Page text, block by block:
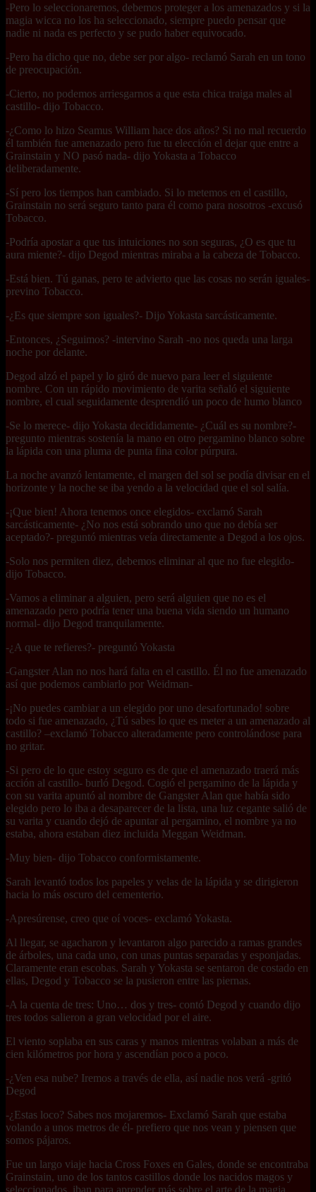
-Pero lo seleccionaremos, debemos proteger a los amenazados y si la
magia wicca no los ha seleccionado, siempre puedo pensar que
nadie ni nada es perfecto y se pudo haber equivocado.
-Pero ha dicho que no, debe ser por algo- reclamó Sarah en un tono
de preocupación.
-Cierto, no podemos arriesgarnos a que esta chica traiga males al
castillo- dijo Tobacco.
-¿Como lo hizo Seamus William hace dos años? Si no mal recuerdo
él también fue amenazado pero fue tu elección el dejar que entre a
Grainstain y NO pasó nada- dijo Yokasta a Tobacco
deliberadamente.
-Sí pero los tiempos han cambiado. Si lo metemos en el castillo,
Grainstain no será seguro tanto para él como para nosotros -excusó
Tobacco.
-Podría apostar a que tus intuiciones no son seguras, ¿O es que tu
aura miente?- dijo Degod mientras miraba a la cabeza de Tobacco.
-Está bien. Tú ganas, pero te advierto que las cosas no serán iguales-
previno Tobacco.
-¿Es que siempre son iguales?- Dijo Yokasta sarcásticamente.
-Entonces, ¿Seguimos? -intervino Sarah -no nos queda una larga
noche por delante.
Degod alzó el papel y lo giró de nuevo para leer el siguiente
nombre. Con un rápido movimiento de varita señaló el siguiente
nombre, el cual seguidamente desprendió un poco de humo blanco
-Se lo merece- dijo Yokasta decididamente- ¿Cuál es su nombre?-
pregunto mientras sostenía la mano en otro pergamino blanco sobre
la lápida con una pluma de punta fina color púrpura.
La noche avanzó lentamente, el margen del sol se podía divisar en el
horizonte y la noche se iba yendo a la velocidad que el sol salía.
-¡Que bien! Ahora tenemos once elegidos- exclamó Sarah
sarcásticamente- ¿No nos está sobrando uno que no debía ser
aceptado?- preguntó mientras veía directamente a Degod a los ojos.
-Solo nos permiten diez, debemos eliminar al que no fue elegido-
dijo Tobacco.
-Vamos a eliminar a alguien, pero será alguien que no es el
amenazado pero podría tener una buena vida siendo un humano
normal- dijo Degod tranquilamente.
-¿A que te refieres?- preguntó Yokasta
-Gangster Alan no nos hará falta en el castillo. Él no fue amenazado
así que podemos cambiarlo por Weidman-
-¡No puedes cambiar a un elegido por uno desafortunado! sobre
todo si fue amenazado, ¿Tú sabes lo que es meter a un amenazado al
castillo? –exclamó Tobacco alteradamente pero controlándose para
no gritar.
-Si pero de lo que estoy seguro es de que el amenazado traerá más
acción al castillo- burló Degod. Cogió el pergamino de la lápida y
con su varita apuntó al nombre de Gangster Alan que había sido
elegido pero lo iba a desaparecer de la lista, una luz cegante salió de
su varita y cuando dejó de apuntar al pergamino, el nombre ya no
estaba, ahora estaban diez incluida Meggan Weidman.
-Muy bien- dijo Tobacco conformistamente.
Sarah levantó todos los papeles y velas de la lápida y se dirigieron
hacia lo más oscuro del cementerio.
-Apresúrense, creo que oí voces- exclamó Yokasta.
Al llegar, se agacharon y levantaron algo parecido a ramas grandes
de árboles, una cada uno, con unas puntas separadas y esponjadas.
Claramente eran escobas. Sarah y Yokasta se sentaron de costado en
ellas, Degod y Tobacco se la pusieron entre las piernas.
-A la cuenta de tres: Uno… dos y tres- contó Degod y cuando dijo
tres todos salieron a gran velocidad por el aire.
El viento soplaba en sus caras y manos mientras volaban a más de
cien kilómetros por hora y ascendían poco a poco.
-¿Ven esa nube? Iremos a través de ella, así nadie nos verá -gritó
Degod
-¿Estas loco? Sabes nos mojaremos- Exclamó Sarah que estaba
volando a unos metros de él- prefiero que nos vean y piensen que
somos pájaros.
Fue un largo viaje hacia Cross Foxes en Gales, donde se encontraba
Grainstain, uno de los tantos castillos donde los nacidos magos y
seleccionados, iban para aprender más sobre el arte de la magia